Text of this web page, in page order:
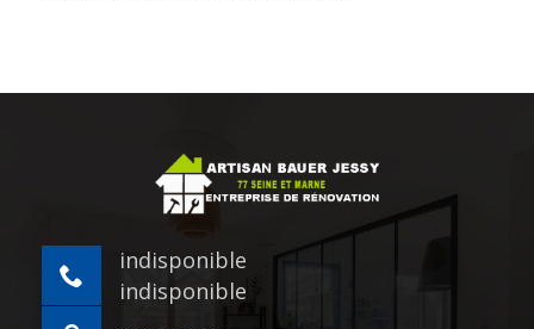
indisponible
indisponible